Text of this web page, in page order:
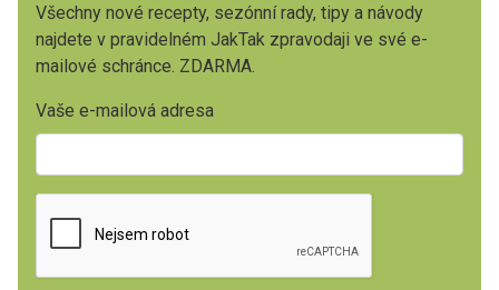
Všechny nové recepty, sezónní rady, tipy a návody
najdete v pravidelném JakTak zpravodaji ve své e-
mailové schránce. ZDARMA.
Vaše e-mailová adresa